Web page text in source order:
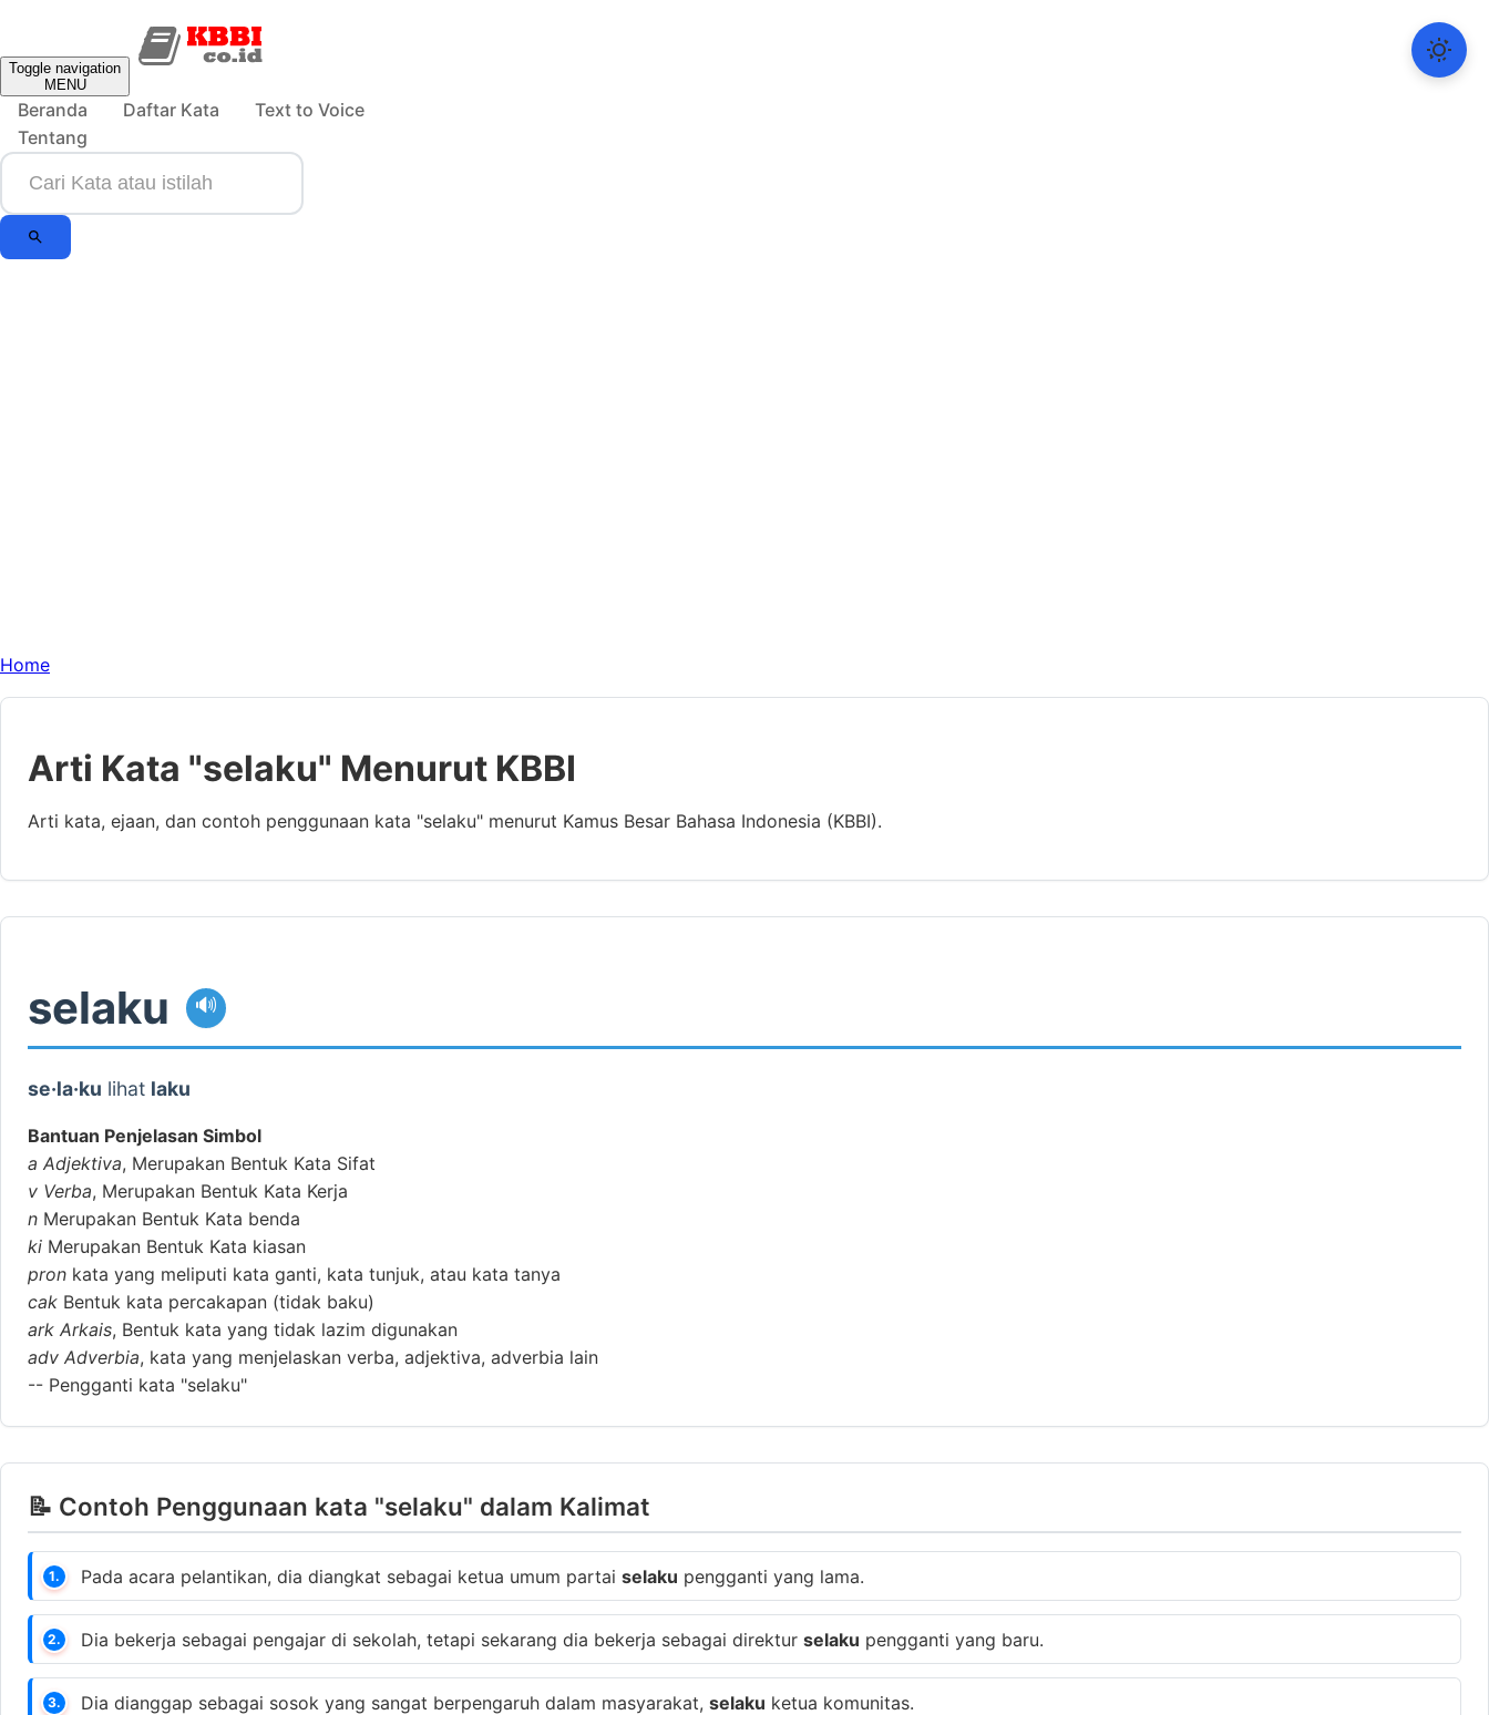
Toggle navigation
MENU
Beranda Daftar Kata
Text to Voice
Tentang
Home
Arti Kata "selaku" Menurut KBBI
Arti kata, ejaan, dan contoh penggunaan kata "selaku" menurut Kamus Besar Bahasa Indonesia (KBBI).
selaku 🔊
se·la·ku lihat laku
Bantuan Penjelasan Simbol
a Adjektiva, Merupakan Bentuk Kata Sifat
v Verba, Merupakan Bentuk Kata Kerja
n Merupakan Bentuk Kata benda
ki Merupakan Bentuk Kata kiasan
pron kata yang meliputi kata ganti, kata tunjuk, atau kata tanya
cak Bentuk kata percakapan (tidak baku)
ark Arkais, Bentuk kata yang tidak lazim digunakan
adv Adverbia, kata yang menjelaskan verba, adjektiva, adverbia lain
-- Pengganti kata "selaku"
📝 Contoh Penggunaan kata "selaku" dalam Kalimat
1. Pada acara pelantikan, dia diangkat sebagai ketua umum partai selaku pengganti yang lama.
2. Dia bekerja sebagai pengajar di sekolah, tetapi sekarang dia bekerja sebagai direktur selaku pengganti yang baru.
3. Dia dianggap sebagai sosok yang sangat berpengaruh dalam masyarakat, selaku ketua komunitas.